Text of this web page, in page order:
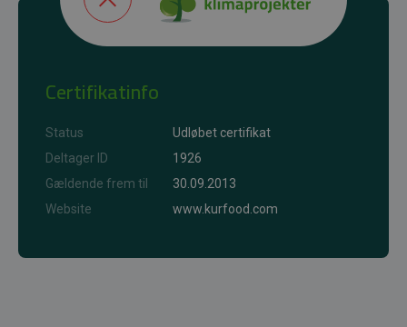
Certifikatinfo
Status
Udløbet certifikat
Deltager ID
1926
Gældende frem til
30.09.2013
Website
www.kurfood.com